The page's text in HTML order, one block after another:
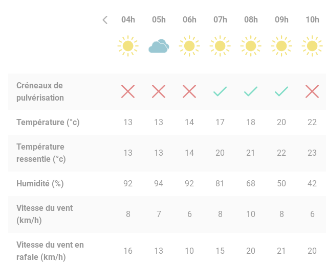
04h 05h 06h 07h 08h 09h 10h
Créneaux de
pulvérisation
Température (°c) 13 13 14 17 18 20 22
Température
ressentie (°c)
13 13 14 20 21 22 23
Humidité (%) 92 94 92 81 68 50 42
Vitesse du vent
(km/h)
8 7 6 8 10 8 6
Vitesse du vent en
rafale (km/h)
16 13 10 15 20 21 20